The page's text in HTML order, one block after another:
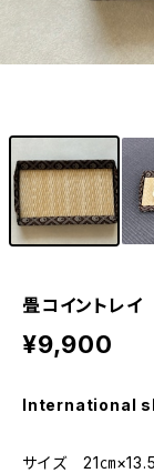
畳コイントレ
¥9,900
International
サイズ 21㎝